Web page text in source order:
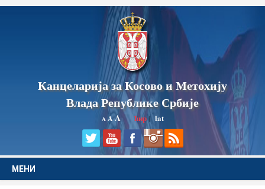
Канцеларија за Косово и Метохију
Влада Републике Србије
A AA ћир|lat
МЕНИ